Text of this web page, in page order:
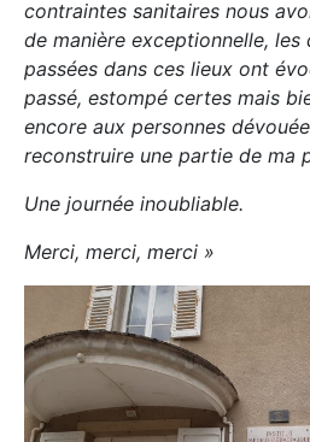
contraintes sanitaires nous
de manière exceptionnelle, les
passées dans ces lieux ont
passé, estompé certes mais
encore aux personnes
reconstruire une partie de ma
Une journée inoubliable.
Merci, merci, merci »